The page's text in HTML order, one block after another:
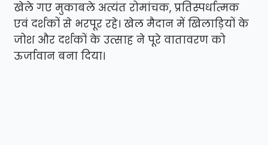
खेले गए मुकाबले अत्यंत रोमांचक, प्रतिस्पर्धात्मक
एवं दर्शकों से भरपूर रहे। खेल मैदान में खिलाड़ियों के
जोश और दर्शकों के उत्साह ने पूरे वातावरण को
ऊर्जावान बना दिया।